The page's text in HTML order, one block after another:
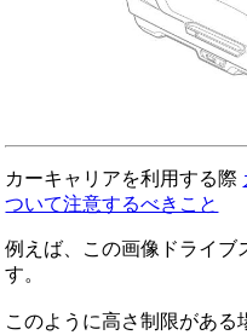
カーキャリアを利用する際
ついて注意するべきこと
例えば、この画像ドライブ
す。
このように高さ制限があ